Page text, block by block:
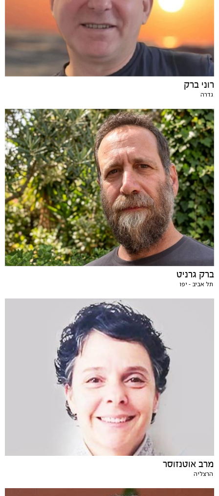
רוני ברק
גדרה
ברק גרניט
תל אביב - יפו
מרב אוטנזוסר
הרצליה